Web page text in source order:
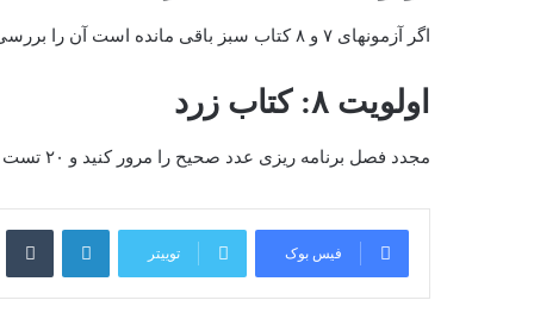
اگر آزمونهای ۷ و ۸ کتاب سبز باقی مانده است آن را بررسی کنید و اگر نه به اولویت بعد بروید.
اولویت ۸: کتاب زرد
مجدد فصل برنامه ریزی عدد صحیح را مرور کنید و ۲۰ تست از کتاب زرد بزنید.
فیس بوک توییتر
لینکدین